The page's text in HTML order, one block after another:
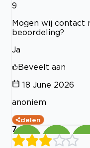
9
Mogen wij contact
beoordeling?
Ja
Beveelt aan
18 June 2026
anoniem
delen
7